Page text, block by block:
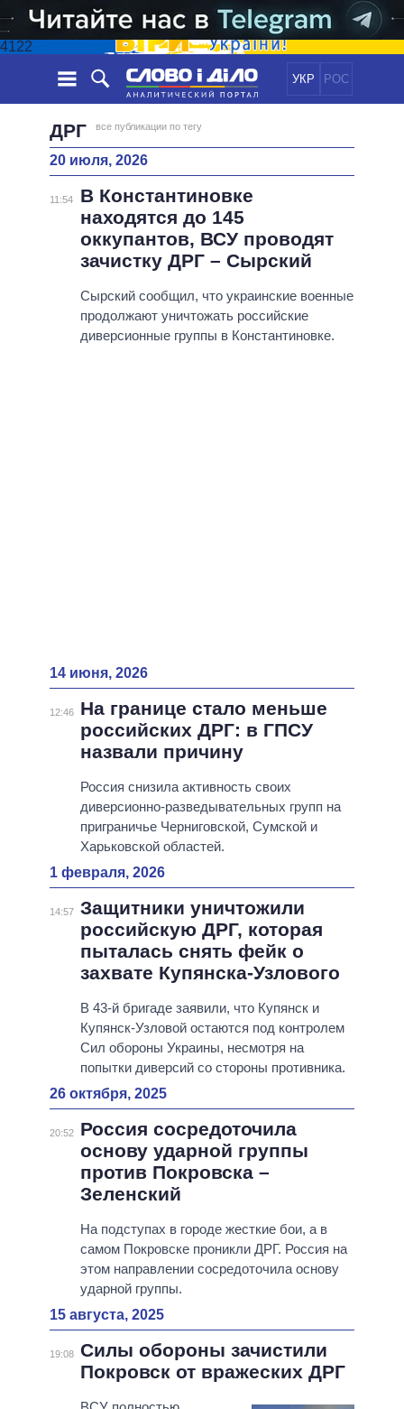
4122
УКР РОС
НОВОСТИ
ЛЕНТА
СОБЫТИЯ
СТАТЬИ
МНЕНИЯ
ДАЙДЖЕСТЫ
ЭКОНОМИКА
ОБЩЕСТВО
МИР
ПОЛИТИКИ
ВСЕ ПОЛИТИКИ
ПРЕЗИДЕНТ И ОФИС
ВЕРХОВНАЯ РАДА
КАБИНЕТ МИНИСТРОВ
ИНФОГРАФИКА
ПОДДЕРЖАТЬ
ДРГ все публикации по тегу
20 июля, 2026
11:54
В Константиновке
находятся до 145
оккупантов, ВСУ проводят
зачистку ДРГ – Сырский
Сырский сообщил, что украинские военные
продолжают уничтожать российские
диверсионные группы в Константиновке.
14 июня, 2026
12:46
На границе стало меньше
российских ДРГ: в ГПСУ
назвали причину
Россия снизила активность своих
диверсионно-разведывательных групп на
приграничье Черниговской, Сумской и
Харьковской областей.
1 февраля, 2026
14:57 Защитники уничтожили
российскую ДРГ, которая
пыталась снять фейк о
захвате Купянска-Узлового
В 43-й бригаде заявили, что Купянск и
Купянск-Узловой остаются под контролем
Сил обороны Украины, несмотря на
попытки диверсий со стороны противника.
26 октября, 2025
20:52
Россия сосредоточила
основу ударной группы
против Покровска –
Зеленский
На подступах в городе жесткие бои, а в
самом Покровске проникли ДРГ. Россия на
этом направлении сосредоточила основу
ударной группы.
15 августа, 2025
19:08 Силы обороны зачистили
Покровск от вражеских ДРГ